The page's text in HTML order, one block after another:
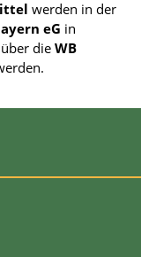
werden in der
eG in
dieWB